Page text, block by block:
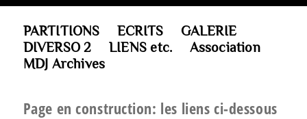
PARTITIONS ECRITS
GALERIE
DIVERSO 2
LIENS etc.
Association
MDJ Archives
Page en construction: les liens ci-dessous